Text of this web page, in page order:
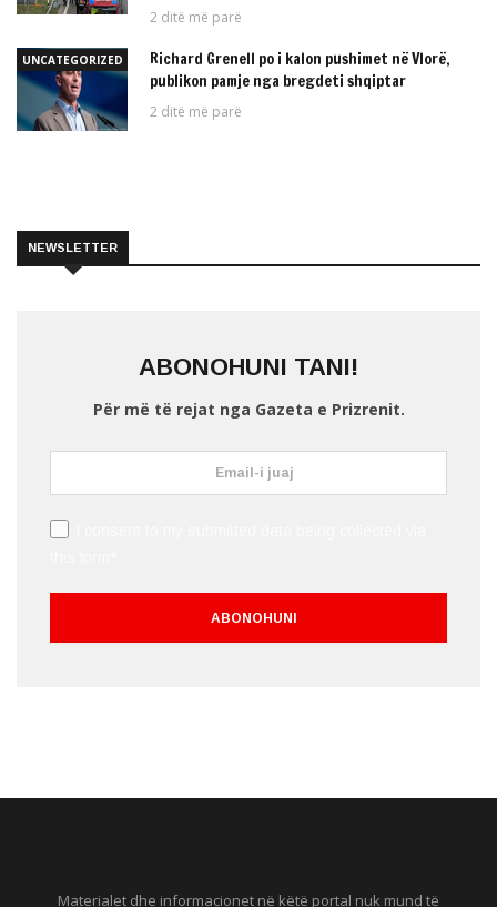
2 ditë më parë
UNCATEGORIZED
Richard Grenell po i kalon pushimet në Vlorë,
publikon pamje nga bregdeti shqiptar
2 ditë më parë
NEWSLETTER
ABONOHUNI TANI!
Për më të rejat nga Gazeta e Prizrenit.
Materialet dhe informacionet në këtë portal nuk mund të